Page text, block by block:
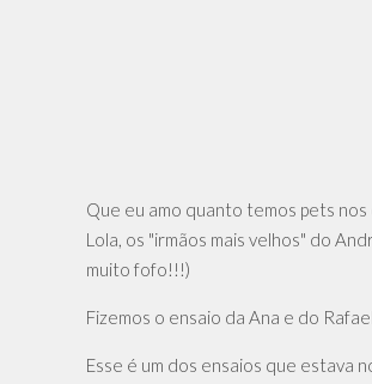
Que eu amo quanto temos pets
Lola, os "irmãos mais velhos" do
muito fofo!!!)
Fizemos o ensaio da Ana e do
Esse é um dos ensaios que estava